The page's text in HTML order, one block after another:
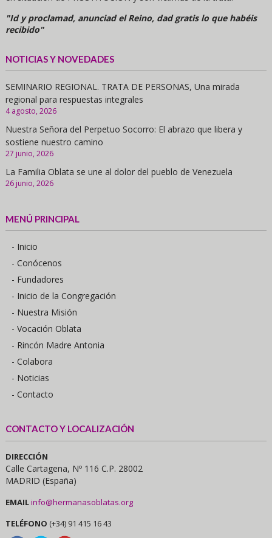
"Id y proclamad, anunciad el Reino, dad gratis lo que habéis
recibido"
NOTICIAS Y NOVEDADES
SEMINARIO REGIONAL. TRATA DE PERSONAS, Una mirada
regional para respuestas integrales
4 agosto, 2026
Nuestra Señora del Perpetuo Socorro: El abrazo que libera y
sostiene nuestro camino
27 junio, 2026
La Familia Oblata se une al dolor del pueblo de Venezuela
26 junio, 2026
MENÚ PRINCIPAL
- Inicio
- Conócenos
- Fundadores
- Inicio de la Congregación
- Nuestra Misión
- Vocación Oblata
- Rincón Madre Antonia
- Colabora
- Noticias
- Contacto
CONTACTO Y LOCALIZACIÓN
DIRECCIÓN
Calle Cartagena, Nº 116 C.P. 28002
MADRID (España)
EMAILinfo@hermanasoblatas.org
TELÉFONO (+34) 91 415 16 43